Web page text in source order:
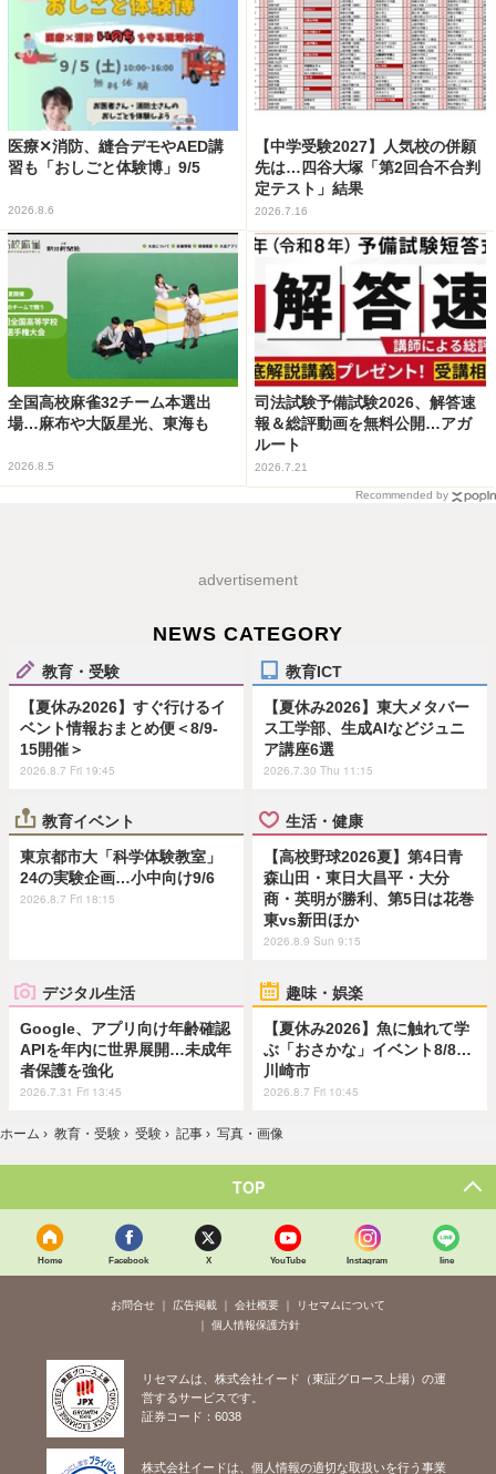
医療✕消防、縫合デモやAED講
習も「おしごと体験博」9/5
2026.8.6
【中学受験2027】人気校の併願
先は…四谷大塚「第2回合不合判
定テスト」結果
2026.7.16
全国高校麻雀32チーム本選出
場…麻布や大阪星光、東海も
2026.8.5
司法試験予備試験2026、解答速
報＆総評動画を無料公開…アガ
ルート
2026.7.21
Recommended by
advertisement
NEWS CATEGORY
教育・受験
【夏休み2026】すぐ行けるイ
ベント情報おまとめ便＜8/9-
15開催＞
2026.8.7 Fri 19:45
教育ICT
【夏休み2026】東大メタバー
ス工学部、生成AIなどジュニ
ア講座6選
2026.7.30 Thu 11:15
教育イベント
東京都市大「科学体験教室」
24の実験企画…小中向け9/6
2026.8.7 Fri 18:15
生活・健康
【高校野球2026夏】第4日青
森山田・東日大昌平・大分
商・英明が勝利、第5日は花巻
東vs新田ほか
2026.8.9 Sun 9:15
デジタル生活
Google、アプリ向け年齢確認
APIを年内に世界展開…未成年
者保護を強化
2026.7.31 Fri 13:45
趣味・娯楽
【夏休み2026】魚に触れて学
ぶ「おさかな」イベント8/8…
川崎市
2026.8.7 Fri 10:45
ホーム › 教育・受験 › 受験 › 記事 › 写真・画像
TOP
Home Facebook X YouTube Instagram line
お問合せ 広告掲載 会社概要
リセマムについて
個人情報保護方針
リセマムは、株式会社イード（東証グロース上場）の運
営するサービスです。
証券コード：6038
株式会社イードは、個人情報の適切な取扱いを行う事業